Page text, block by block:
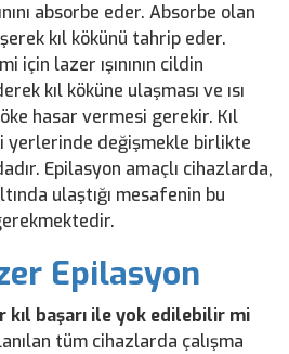
absorbe eder. Absorbe olan
kıl kökünü tahrip eder.
için lazer ışınının cildin
kıl köküne ulaşması ve ısı
hasar vermesi gerekir. Kıl
yerlerinde değişmekle birlikte
Epilasyon amaçlı cihazlarda,
ulaştığı mesafenin bu
Epilasyon
kıl başarı ile yok edilebilir mi
tüm cihazlarda çalışma